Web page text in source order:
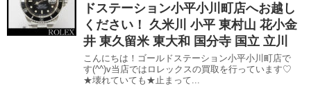
ドステーション小平小川町店へお越し
ください！ 久米川 小平 東村山 花小金
井 東久留米 東大和 国分寺 国立 立川
こんにちは！ゴールドステーション小平小川町店で
す(^^)v当店ではロレックスの買取を行っています♡
★壊れていても★止まって...